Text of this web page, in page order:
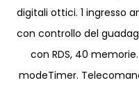
digitali ottici. 1 ingresso
con controllo del
con RDS, 40
modeTimer.